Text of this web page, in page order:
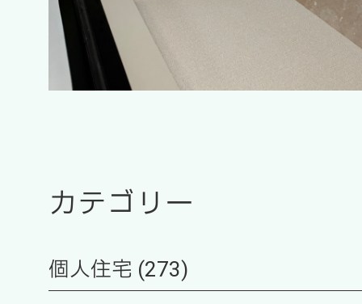
カテゴリー
個人住宅 (273)